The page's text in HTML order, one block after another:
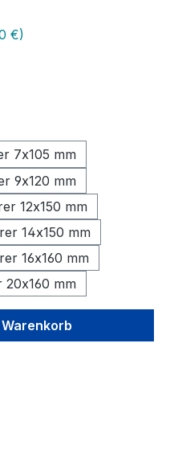
€)
7x105 mm
9x120 mm
12x150 mm
14x150 mm
16x160 mm
mm
Wert